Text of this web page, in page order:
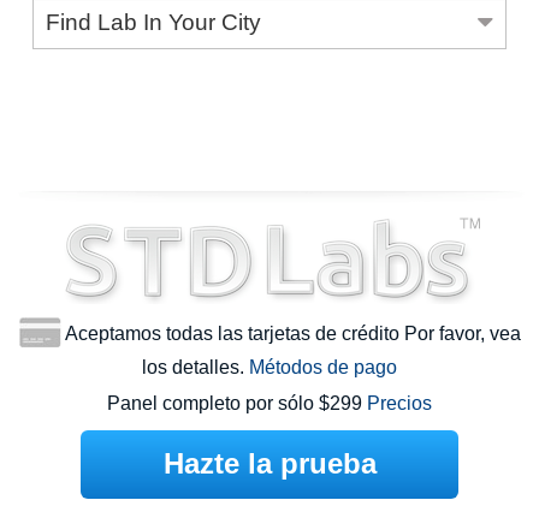
Find Lab In Your City
Aceptamos todas las tarjetas de crédito Por favor, vea
los detalles. Métodos de pago
Panel completo por sólo $299 Precios
Hazte la prueba